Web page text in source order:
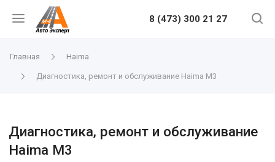
8 (473) 300 21 27
Главная Haima
Диагностика, ремонт и обслуживание Haima M3
Диагностика, ремонт и обслуживание
Haima M3